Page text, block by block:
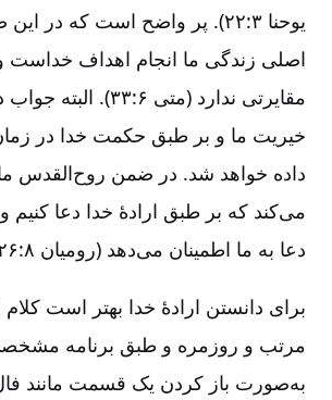
یوحنا ۳:‏۲۲). پر واضح است که
اصلی زندگی ما انجام اهداف خداست و
مقایرتی ندارد (متی
خیریت ما و بر طبق حکمت خدا در
داده خواهد شد. در ضمن روح‌القدس
می‌کند که بر طبق ارادۀ خدا دعا کنیم
دعا به ما اطمینان می‌دهد (رومیان ۸:‏۲۶ و ۲۷).
برای دانستن ارادۀ خدا بهتر است کلام
مرتب و روزمره و طبق برنامه
به‌صورت باز کردن یک قسمت مانند